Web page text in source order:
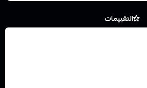
التقييمات